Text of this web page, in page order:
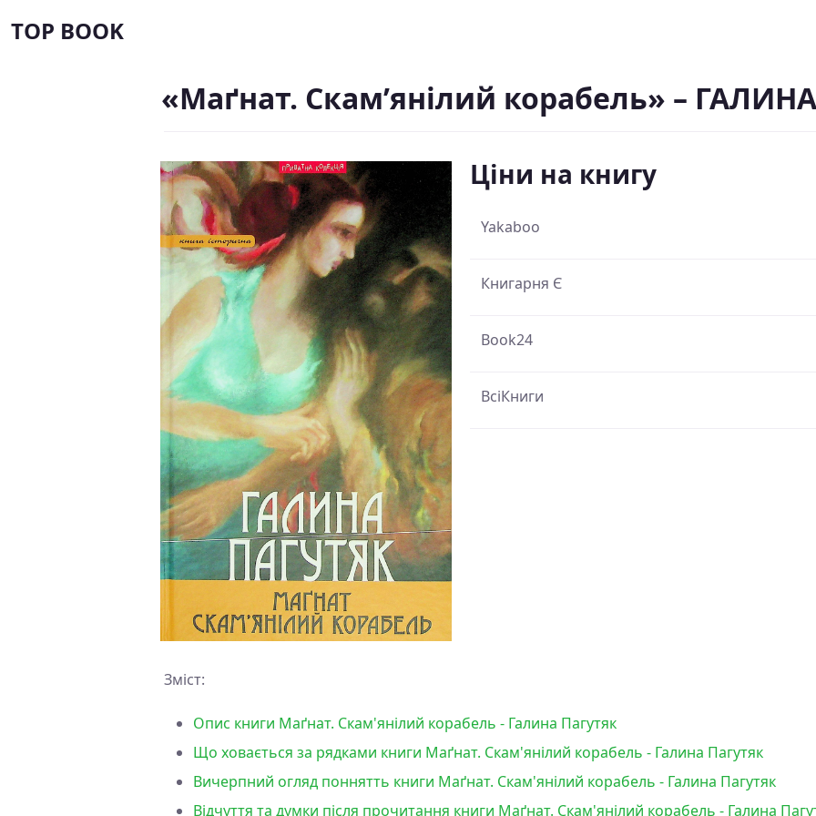
TOP BOOK
«Маґнат. Скам’янілий корабель» –
Ціни на книгу
Yakaboo
Книгарня Є
Book24
ВсіКниги
Зміст:
Опис книги Маґнат. Скам'янілий корабель - Галина Пагутяк
Що ховається за рядками книги Маґнат. Скам'янілий корабель - Галина Пагутяк
Вичерпний огляд поннятть книги Маґнат. Скам'янілий корабель - Галина Пагутяк
Відчуття та думки після прочитання книги Маґнат. Скам'янілий корабель - Галина